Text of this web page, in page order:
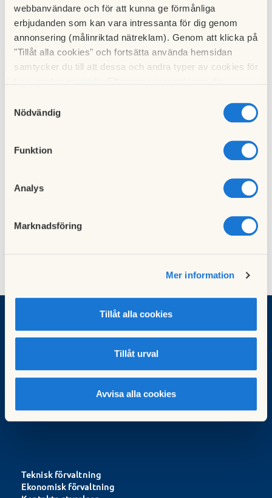
webbanvändare och för att kunna ge förmånliga
erbjudanden som kan vara intressanta för dig genom
annonsering (målinriktad nätreklam). Genom att klicka på
"Tillåt alla cookies" och fortsätta använda hemsidan
samtycker du till att dessa och andra typer av cookies för
cookies och välja att endast tillåta ett urval.
Nödvändig
Funktion
Analys
Marknadsföring
Mer information
Tillåt alla cookies
Tillåt urval
Avvisa alla cookies
Till nyhetslistan
Fläktarna ska fungera nu, felanmäl annars
Sammanfattning infomöte 2022-11-23
Brf Volten
Marknadsvägen 19-297
Teknisk förvaltning
Ekonomisk förvaltning